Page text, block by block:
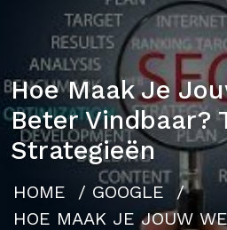
Hoe Maak Je
Beter Vindbaar?
Strategieën
HOME / GOOGLE /
HOE MAAK JE JOUW